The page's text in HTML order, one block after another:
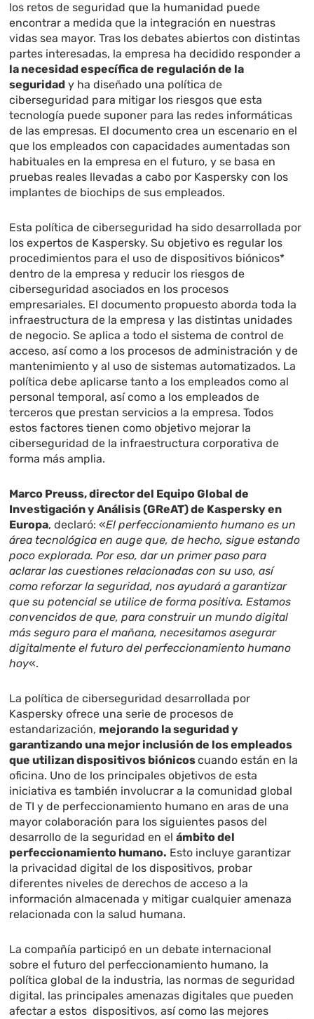
los retos de seguridad que la humanidad puede
encontrar a medida que la integración en nuestras
vidas sea mayor. Tras los debates abiertos con distintas
partes interesadas, la empresa ha decidido responder a
la necesidad específica de regulación de la
seguridad y ha diseñado una política de
ciberseguridad para mitigar los riesgos que esta
tecnología puede suponer para las redes informáticas
de las empresas. El documento crea un escenario en el
que los empleados con capacidades aumentadas son
habituales en la empresa en el futuro, y se basa en
pruebas reales llevadas a cabo por Kaspersky con los
implantes de biochips de sus empleados.
Esta política de ciberseguridad ha sido desarrollada por
los expertos de Kaspersky. Su objetivo es regular los
procedimientos para el uso de dispositivos biónicos*
dentro de la empresa y reducir los riesgos de
ciberseguridad asociados en los procesos
empresariales. El documento propuesto aborda toda la
infraestructura de la empresa y las distintas unidades
de negocio. Se aplica a todo el sistema de control de
acceso, así como a los procesos de administración y de
mantenimiento y al uso de sistemas automatizados. La
política debe aplicarse tanto a los empleados como al
personal temporal, así como a los empleados de
terceros que prestan servicios a la empresa. Todos
estos factores tienen como objetivo mejorar la
ciberseguridad de la infraestructura corporativa de
forma más amplia.
Marco Preuss, director del Equipo Global de
Investigación y Análisis (GReAT) de Kaspersky en
Europa, declaró: «El perfeccionamiento humano es un
área tecnológica en auge que, de hecho, sigue estando
poco explorada. Por eso, dar un primer paso para
aclarar las cuestiones relacionadas con su uso, así
como reforzar la seguridad, nos ayudará a garantizar
que su potencial se utilice de forma positiva. Estamos
convencidos de que, para construir un mundo digital
más seguro para el mañana, necesitamos asegurar
digitalmente el futuro del perfeccionamiento humano
hoy«.
La política de ciberseguridad desarrollada por
Kaspersky ofrece una serie de procesos de
estandarización, mejorando la seguridad y
garantizando una mejor inclusión de los empleados
que utilizan dispositivos biónicoscuando están en la
oficina. Uno de los principales objetivos de esta
iniciativa es también involucrar a la comunidad global
de TI y de perfeccionamiento humano en aras de una
mayor colaboración para los siguientes pasos del
desarrollo de la seguridad en elámbito del
perfeccionamiento humano. Esto incluye garantizar
la privacidad digital de los dispositivos, probar
diferentes niveles de derechos de acceso a la
información almacenada y mitigar cualquier amenaza
relacionada con la salud humana.
La compañía participó en un debate internacional
sobre el futuro del perfeccionamiento humano, la
política global de la industria, las normas de seguridad
digital, las principales amenazas digitales que pueden
afectar a estos dispositivos, así como las mejores